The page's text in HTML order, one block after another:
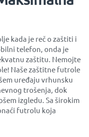
kada je reč o zaštiti i
telefon, onda je
zaštitu. Nemojte
Naše zaštitne futrole
uređaju vrhunsku
trošenja, dok
izgledu. Sa širokim
futrolu koja